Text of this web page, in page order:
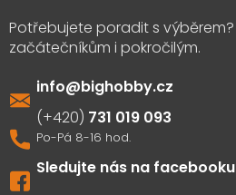
info@bighobby.cz
731 019 093
Sledujte nás na facebooku